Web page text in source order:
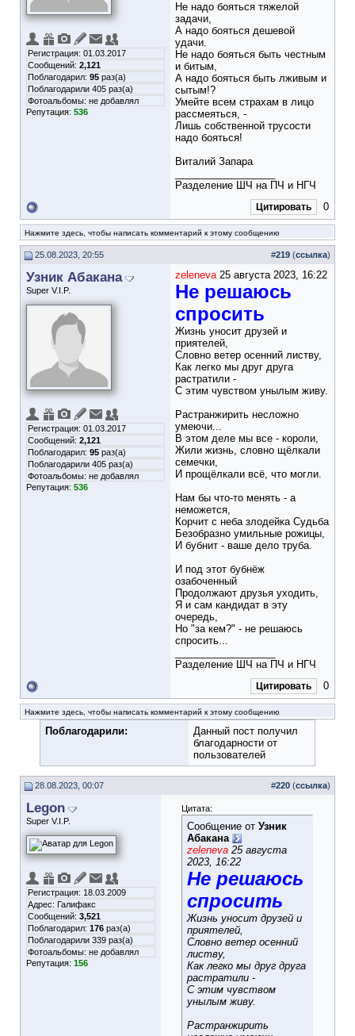
Регистрация: 01.03.2017
Сообщений: 2,121
Поблагодарил: 95 раз(а)
Поблагодарили 405 раз(а)
Фотоальбомы: не добавлял
Репутация: 536
Не надо бояться тяжелой
задачи,
А надо бояться дешевой
удачи.
Не надо бояться быть честным
и битым,
А надо бояться быть лживым и
сытым!?
Умейте всем страхам в лицо
рассмеяться, -
Лишь собственной трусости
надо бояться!
Виталий Запара
Разделение ШЧ на ПЧ и НГЧ
Цитировать 0
Нажмите здесь, чтобы написать комментарий к этому сообщению
25.08.2023, 20:55 #219 (ссылка)
Узник Абакана
Super V.I.P.
Регистрация: 01.03.2017
Сообщений: 2,121
Поблагодарил: 95 раз(а)
Поблагодарили 405 раз(а)
Фотоальбомы: не добавлял
Репутация: 536
zeleneva25 августа 2023, 16:22
Не решаюсь
спросить
Жизнь уносит друзей и
приятелей,
Словно ветер осенний листву,
Как легко мы друг друга
растратили -
С этим чувством унылым живу.
Растранжирить несложно
умеючи...
В этом деле мы все - короли,
Жили жизнь, словно щёлкали
семечки,
И прощёлкали всё, что могли.
Нам бы что-то менять - а
неможется,
Корчит с неба злодейка Судьба
Безобразно умильные рожицы,
И бубнит - ваше дело труба.
И под этот бубнёж
озабоченный
Продолжают друзья уходить,
Я и сам кандидат в эту
очередь,
Но "за кем?" - не решаюсь
спросить...
Разделение ШЧ на ПЧ и НГЧ
Цитировать 0
Нажмите здесь, чтобы написать комментарий к этому сообщению
Поблагодарили:
Данный пост получил
благодарности от
пользователей
28.08.2023, 00:07 #220 (ссылка)
Legon
Super V.I.P.
Регистрация: 18.03.2009
Адрес: Галифакс
Сообщений: 3,521
Поблагодарил: 176 раз(а)
Поблагодарили 339 раз(а)
Фотоальбомы: не добавлял
Репутация: 156
Цитата:
Сообщение от Узник
Абакана
zeleneva 25 августа
2023, 16:22
Не решаюсь
спросить
Жизнь уносит друзей и
приятелей,
Словно ветер осенний
листву,
Как легко мы друг друга
растратили -
С этим чувством
унылым живу.
Растранжирить